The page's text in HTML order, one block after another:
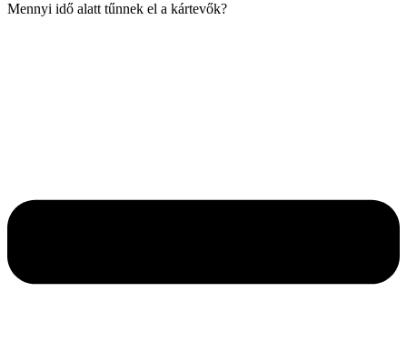
Mennyi idő alatt tűnnek el a kártevők?